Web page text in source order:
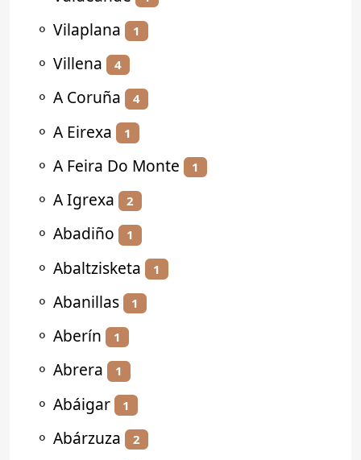
⚬ Vilaplana 1
⚬ Villena 4
⚬ A Coruña 4
⚬ A Eirexa 1
⚬ A Feira Do Monte 1
⚬ A Igrexa 2
⚬ Abadiño 1
⚬ Abaltzisketa 1
⚬ Abanillas 1
⚬ Aberín 1
⚬ Abrera 1
⚬ Abáigar 1
⚬ Abárzuza 2